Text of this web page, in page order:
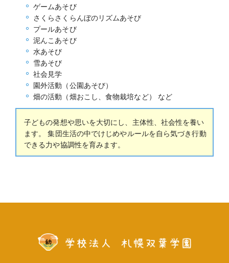
ゲームあそび
さくらさくらんぼのリズムあそび
プールあそび
泥んこあそび
水あそび
雪あそび
社会見学
園外活動（公園あそび）
畑の活動（畑おこし、食物栽培など） など
子どもの発想や思いを大切にし、主体性、社会性を養い
ます。 集団生活の中でけじめやルールを自ら気づき行動
できる力や協調性を育みます。